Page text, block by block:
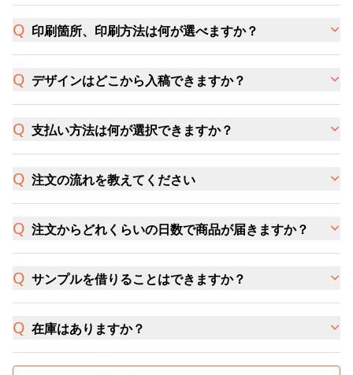
印刷箇所、印刷方法は何が選べますか？
デザインはどこから入稿できますか？
支払い方法は何が選択できますか？
注文の流れを教えてください
注文からどれくらいの日数で商品が届きますか？
サンプルを借りることはできますか？
在庫はありますか？